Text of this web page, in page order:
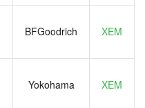
BFGoodrich XEM
Yokohama XEM